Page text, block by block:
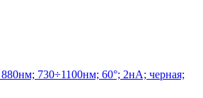
730÷1100нм; 60°; 2нА; черная;